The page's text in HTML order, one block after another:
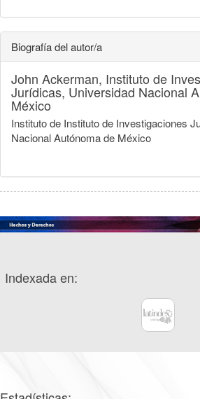
Biografía del autor/a
John Ackerman, Instituto de
Jurídicas, Universidad Nacional
México
Instituto de Instituto de Investigaciones
Nacional Autónoma de México
Indexada en: